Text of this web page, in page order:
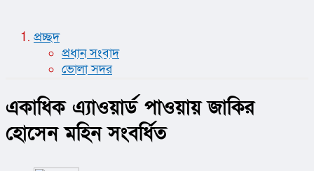
প্রচ্ছদ
প্রধান সংবাদ
ভোলা সদর
একাধিক এ্যাওয়ার্ড পাওয়ায় জাকির
হোসেন মহিন সংবর্ধিত